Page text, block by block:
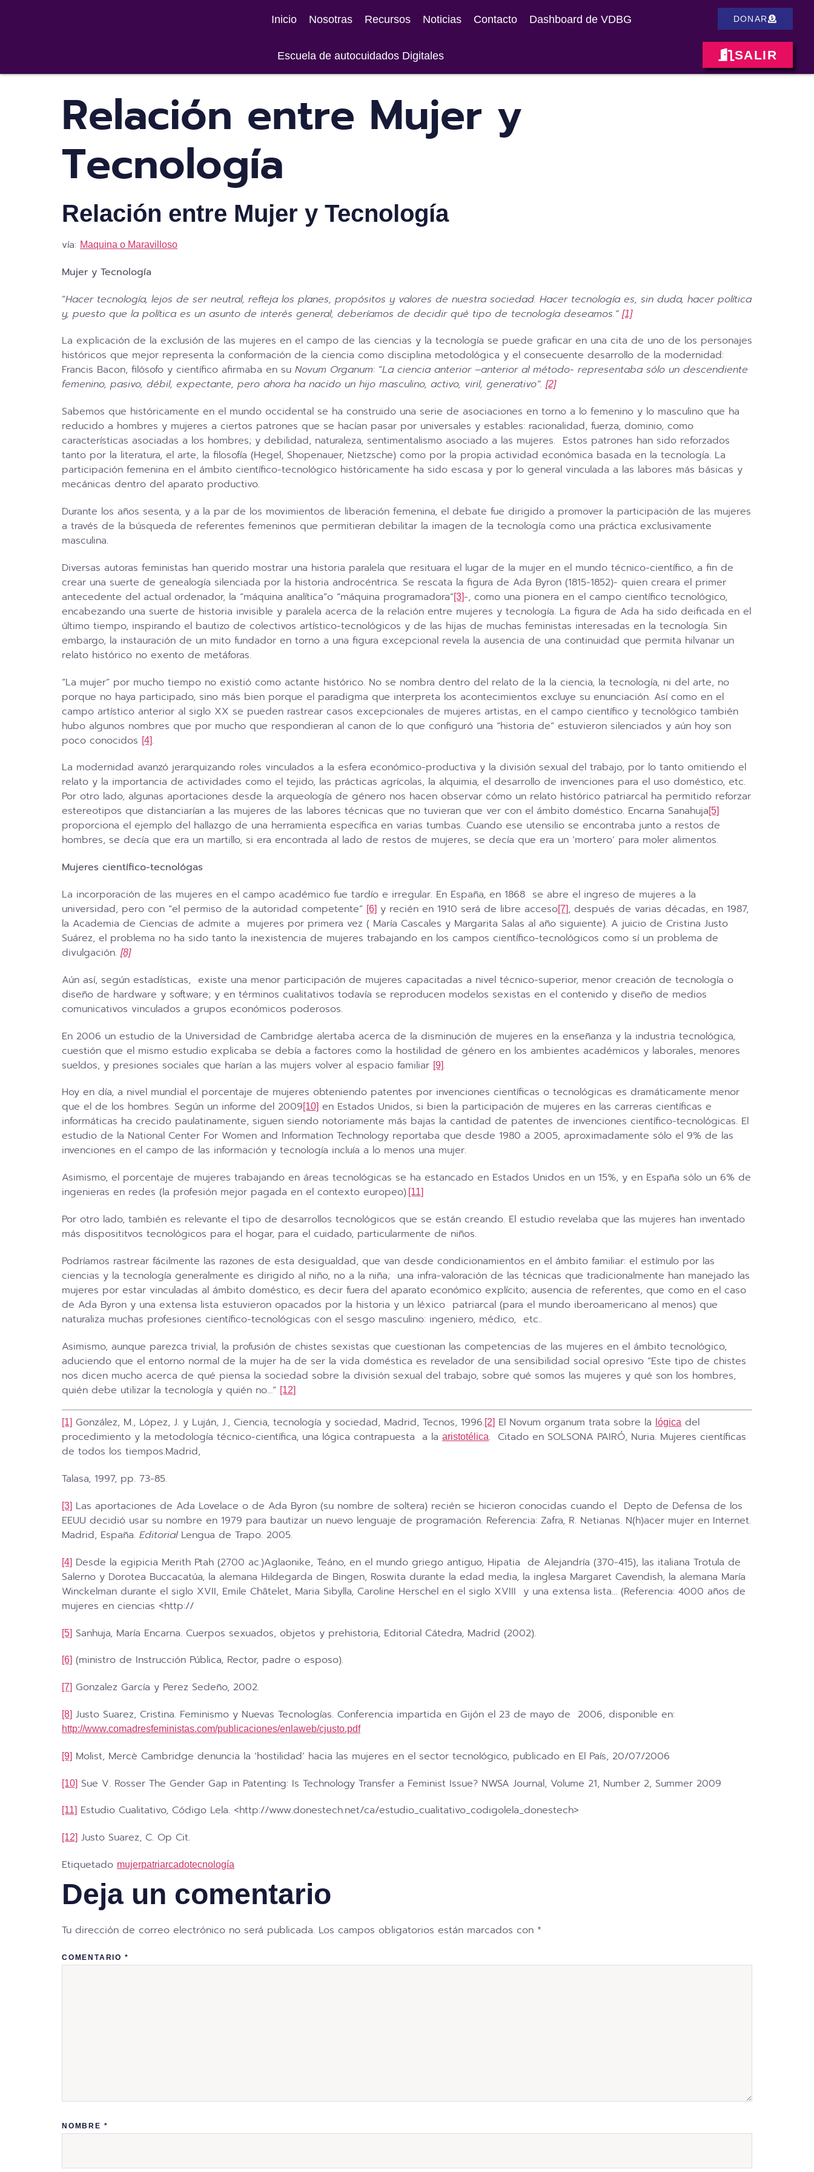
Inicio Nosotras Recursos Noticias Contacto Dashboard de VDBG
Escuela de autocuidados Digitales
DONAR
SALIR
Relación entre Mujer y
Tecnología
Relación entre Mujer y Tecnología
vía: Maquina o Maravilloso
Mujer y Tecnología
“Hacer tecnología, lejos de ser neutral, refleja los planes, propósitos y valores de nuestra sociedad. Hacer tecnología es, sin duda, hacer política
y, puesto que la política es un asunto de interés general, deberíamos de decidir qué tipo de tecnología deseamos.” [1]
La explicación de la exclusión de las mujeres en el campo de las ciencias y la tecnología se puede graficar en una cita de uno de los personajes
históricos que mejor representa la conformación de la ciencia como disciplina metodológica y el consecuente desarrollo de la modernidad:
Francis Bacon, filósofo y científico afirmaba en su Novum Organum: “La ciencia anterior –anterior al método- representaba sólo un descendiente
femenino, pasivo, débil, expectante, pero ahora ha nacido un hijo masculino, activo, viril, generativo”. [2]
Sabemos que históricamente en el mundo occidental se ha construido una serie de asociaciones en torno a lo femenino y lo masculino que ha
reducido a hombres y mujeres a ciertos patrones que se hacían pasar por universales y estables: racionalidad, fuerza, dominio, como
características asociadas a los hombres; y debilidad, naturaleza, sentimentalismo asociado a las mujeres. Estos patrones han sido reforzados
tanto por la literatura, el arte, la filosofía (Hegel, Shopenauer, Nietzsche) como por la propia actividad económica basada en la tecnología. La
participación femenina en el ámbito científico-tecnológico históricamente ha sido escasa y por lo general vinculada a las labores más básicas y
mecánicas dentro del aparato productivo.
Durante los años sesenta, y a la par de los movimientos de liberación femenina, el debate fue dirigido a promover la participación de las mujeres
a través de la búsqueda de referentes femeninos que permitieran debilitar la imagen de la tecnología como una práctica exclusivamente
masculina.
Diversas autoras feministas han querido mostrar una historia paralela que resituara el lugar de la mujer en el mundo técnico-científico, a fin de
crear una suerte de genealogía silenciada por la historia androcéntrica. Se rescata la figura de Ada Byron (1815-1852)- quien creara el primer
antecedente del actual ordenador, la “máquina analítica”o “máquina programadora”[3]-, como una pionera en el campo científico tecnológico,
encabezando una suerte de historia invisible y paralela acerca de la relación entre mujeres y tecnología. La figura de Ada ha sido deificada en el
último tiempo, inspirando el bautizo de colectivos artístico-tecnológicos y de las hijas de muchas feministas interesadas en la tecnología. Sin
embargo, la instauración de un mito fundador en torno a una figura excepcional revela la ausencia de una continuidad que permita hilvanar un
relato histórico no exento de metáforas.
“La mujer” por mucho tiempo no existió como actante histórico. No se nombra dentro del relato de la la ciencia, la tecnología, ni del arte, no
porque no haya participado, sino más bien porque el paradigma que interpreta los acontecimientos excluye su enunciación. Así como en el
campo artístico anterior al siglo XX se pueden rastrear casos excepcionales de mujeres artistas, en el campo científico y tecnológico también
hubo algunos nombres que por mucho que respondieran al canon de lo que configuró una “historia de” estuvieron silenciados y aún hoy son
poco conocidos [4].
La modernidad avanzó jerarquizando roles vinculados a la esfera económico-productiva y la división sexual del trabajo, por lo tanto omitiendo el
relato y la importancia de actividades como el tejido, las prácticas agrícolas, la alquimia, el desarrollo de invenciones para el uso doméstico, etc.
Por otro lado, algunas aportaciones desde la arqueología de género nos hacen observar cómo un relato histórico patriarcal ha permitido reforzar
estereotipos que distanciarían a las mujeres de las labores técnicas que no tuvieran que ver con el ámbito doméstico. Encarna Sanahuja[5]
proporciona el ejemplo del hallazgo de una herramienta específica en varias tumbas. Cuando ese utensilio se encontraba junto a restos de
hombres, se decía que era un martillo, si era encontrada al lado de restos de mujeres, se decía que era un ‘mortero’ para moler alimentos.
Mujeres científico-tecnológas
La incorporación de las mujeres en el campo académico fue tardío e irregular. En España, en 1868 se abre el ingreso de mujeres a la
universidad, pero con “el permiso de la autoridad competente” [6] y recién en 1910 será de libre acceso[7], después de varias décadas, en 1987,
la Academia de Ciencias de admite a mujeres por primera vez ( María Cascales y Margarita Salas al año siguiente). A juicio de Cristina Justo
Suárez, el problema no ha sido tanto la inexistencia de mujeres trabajando en los campos científico-tecnológicos como sí un problema de
divulgación. [8]
Aún así, según estadísticas, existe una menor participación de mujeres capacitadas a nivel técnico-superior, menor creación de tecnología o
diseño de hardware y software; y en términos cualitativos todavía se reproducen modelos sexistas en el contenido y diseño de medios
comunicativos vinculados a grupos económicos poderosos.
En 2006 un estudio de la Universidad de Cambridge alertaba acerca de la disminución de mujeres en la enseñanza y la industria tecnológica,
cuestión que el mismo estudio explicaba se debía a factores como la hostilidad de género en los ambientes académicos y laborales, menores
sueldos, y presiones sociales que harían a las mujers volver al espacio familiar [9].
Hoy en día, a nivel mundial el porcentaje de mujeres obteniendo patentes por invenciones científicas o tecnológicas es dramáticamente menor
que el de los hombres. Según un informe del 2009[10] en Estados Unidos, si bien la participación de mujeres en las carreras científicas e
informáticas ha crecido paulatinamente, siguen siendo notoriamente más bajas la cantidad de patentes de invenciones científico-tecnológicas. El
estudio de la National Center For Women and Information Technology reportaba que desde 1980 a 2005, aproximadamente sólo el 9% de las
invenciones en el campo de las información y tecnología incluía a lo menos una mujer.
Asimismo, el porcentaje de mujeres trabajando en áreas tecnológicas se ha estancado en Estados Unidos en un 15%, y en España sólo un 6% de
ingenieras en redes (la profesión mejor pagada en el contexto europeo).[11]
Por otro lado, también es relevante el tipo de desarrollos tecnológicos que se están creando. El estudio revelaba que las mujeres han inventado
más disposititvos tecnológicos para el hogar, para el cuidado, particularmente de niños.
Podríamos rastrear fácilmente las razones de esta desigualdad, que van desde condicionamientos en el ámbito familiar: el estímulo por las
ciencias y la tecnología generalmente es dirigido al niño, no a la niña; una infra-valoración de las técnicas que tradicionalmente han manejado las
mujeres por estar vinculadas al ámbito doméstico, es decir fuera del aparato económico explícito; ausencia de referentes, que como en el caso
de Ada Byron y una extensa lista estuvieron opacados por la historia y un léxico patriarcal (para el mundo iberoamericano al menos) que
naturaliza muchas profesiones científico-tecnológicas con el sesgo masculino: ingeniero, médico, etc..
Asimismo, aunque parezca trivial, la profusión de chistes sexistas que cuestionan las competencias de las mujeres en el ámbito tecnológico,
aduciendo que el entorno normal de la mujer ha de ser la vida doméstica es revelador de una sensibilidad social opresivo “Este tipo de chistes
nos dicen mucho acerca de qué piensa la sociedad sobre la división sexual del trabajo, sobre qué somos las mujeres y qué son los hombres,
quién debe utilizar la tecnología y quién no…” [12]
[1] González, M., López, J. y Luján, J., Ciencia, tecnología y sociedad, Madrid, Tecnos, 1996.[2] El Novum organum trata sobre la lógica del
procedimiento y la metodología técnico-científica, una lógica contrapuesta a la aristotélica. Citado en SOLSONA PAIRÓ, Nuria. Mujeres científicas
de todos los tiempos.Madrid,
Talasa, 1997, pp. 73-85.
[3] Las aportaciones de Ada Lovelace o de Ada Byron (su nombre de soltera) recién se hicieron conocidas cuando el Depto de Defensa de los
EEUU decidió usar su nombre en 1979 para bautizar un nuevo lenguaje de programación. Referencia: Zafra, R. Netianas. N(h)acer mujer en Internet.
Madrid, España. EditorialLengua de Trapo. 2005.
[4] Desde la egipicia Merith Ptah (2700 ac.)Aglaonike, Teáno, en el mundo griego antiguo, Hipatia de Alejandría (370-415), las italiana Trotula de
Salerno y Dorotea Buccacatúa, la alemana Hildegarda de Bingen, Roswita durante la edad media, la inglesa Margaret Cavendish, la alemana María
Winckelman durante el siglo XVII, Emile Châtelet, Maria Sibylla, Caroline Herschel en el siglo XVIII y una extensa lista… (Referencia: 4000 años de
mujeres en ciencias <http://
[5] Sanhuja, María Encarna. Cuerpos sexuados, objetos y prehistoria, Editorial Cátedra, Madrid (2002).
[6] (ministro de Instrucción Pública, Rector, padre o esposo).
[7] Gonzalez García y Perez Sedeño, 2002.
[8] Justo Suarez, Cristina. Feminismo y Nuevas Tecnologías. Conferencia impartida en Gijón el 23 de mayo de 2006, disponible en:
http://www.comadresfeministas.com/publicaciones/enlaweb/cjusto.pdf
[9] Molist, Mercè Cambridge denuncia la ‘hostilidad’ hacia las mujeres en el sector tecnológico, publicado en El País, 20/07/2006
[10] Sue V. Rosser The Gender Gap in Patenting: Is Technology Transfer a Feminist Issue? NWSA Journal, Volume 21, Number 2, Summer 2009
[11] Estudio Cualitativo, Código Lela. <http://www.donestech.net/ca/estudio_cualitativo_codigolela_donestech>
[12] Justo Suarez, C. Op Cit.
Etiquetado mujerpatriarcadotecnología
Deja un comentario
Tu dirección de correo electrónico no será publicada. Los campos obligatorios están marcados con *
COMENTARIO *
NOMBRE *